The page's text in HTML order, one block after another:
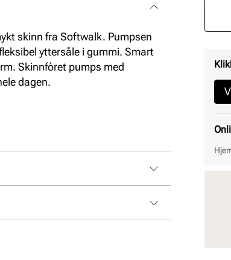
skinn fra Softwalk. Pumpsen
yttersåle i gummi. Smart
Skinnfòret pumps med
dagen.